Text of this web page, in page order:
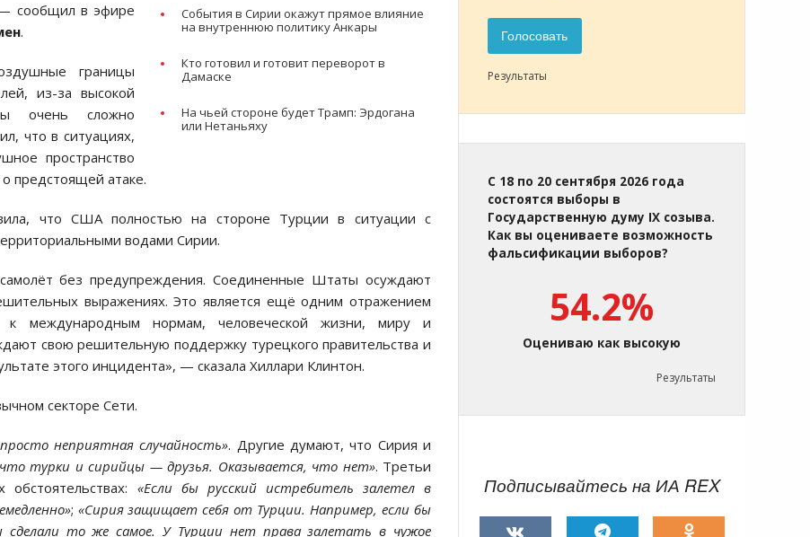
События в Сирии окажут прямое влияние
на внутреннюю политику Анкары
Кто готовил и готовит переворот в
Дамаске
На чьей стороне будет Трамп: Эрдогана
или Нетаньяху
сообщил в эфире
.
границы
из-за высокой
очень сложно
что в ситуациях,
пространство
предстоящей атаке.
что США полностью на стороне Турции в ситуации с
водами Сирии.
без предупреждения. Соединенные Штаты осуждают
выражениях. Это является ещё одним отражением
к международным нормам, человеческой жизни, миру и
свою решительную поддержку турецкого правительства и
этого инцидента», — сказала Хиллари Клинтон.
секторе Сети.
неприятная случайность». Другие думают, что Сирия и
турки и сирийцы — друзья. Оказывается, что нет». Третьи
«Если бы русский истребитель залетел в
; «Сирия защищает себя от Турции. Например, если бы
то же самое. У Турции нет права залетать в чужое
Голосовать
Результаты
С 18 по 20 сентября 2026 года
состоятся выборы в
Государственную думу IX созыва.
Как вы оцениваете возможность
фальсификации выборов?
54.2%
Оцениваю как высокую
Результаты
Подписывайтесь на ИА REX